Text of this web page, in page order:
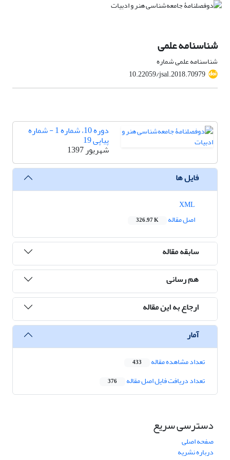
شناسنامه علمی
شناسنامه علمی شماره
10.22059/jsal.2018.70979
دوره 10، شماره 1 - شماره
پیاپی 19
شهریور 1397
فایل ها
اصل مقاله
326.97 K
سابقه مقاله
هم رسانی
ارجاع به این مقاله
آمار
تعداد مشاهده مقاله 433
تعداد دریافت فایل اصل مقاله 376
دسترسی سریع
صفحه اصلی
درباره نشریه